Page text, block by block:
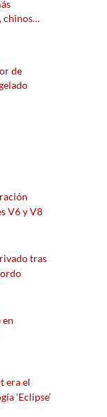
chinos…
de
V6 y V8
tras
era el
‘Eclipse’